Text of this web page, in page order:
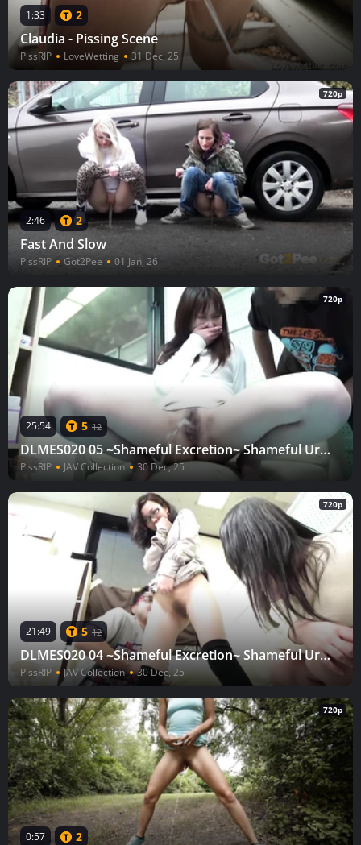
1:33 2
Claudia - Pissing Scene
PissRIP LoveWetting 31 Dec, 25
720p
2:46 2
Fast And Slow
PissRIP Got2Pee 01 Jan, 26
720p
25:54 5 12
DLMES020 05 ~Shameful Excretion~ Shameful Urination While Being Stared At
PissRIP JAV Collection 30 Dec, 25
720p
21:49 5 12
DLMES020 04 ~Shameful Excretion~ Shameful Urination While Being Stared At
PissRIP JAV Collection 30 Dec, 25
720p
0:57 2